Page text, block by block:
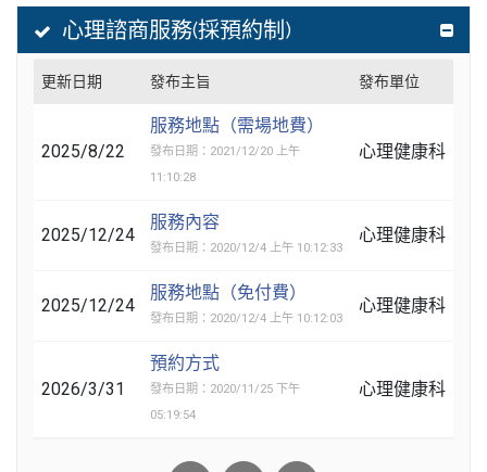
心理諮商服務(採預約制)
更新日期 發布主旨 發布單位
2025/8/22
服務地點（需場地費）
發布日期：2021/12/20 上午
11:10:28
心理健康科
2025/12/24
服務內容
發布日期：2020/12/4 上午 10:12:33
心理健康科
2025/12/24
服務地點（免付費）
發布日期：2020/12/4 上午 10:12:03
心理健康科
2026/3/31
預約方式
發布日期：2020/11/25 下午
05:19:54
心理健康科